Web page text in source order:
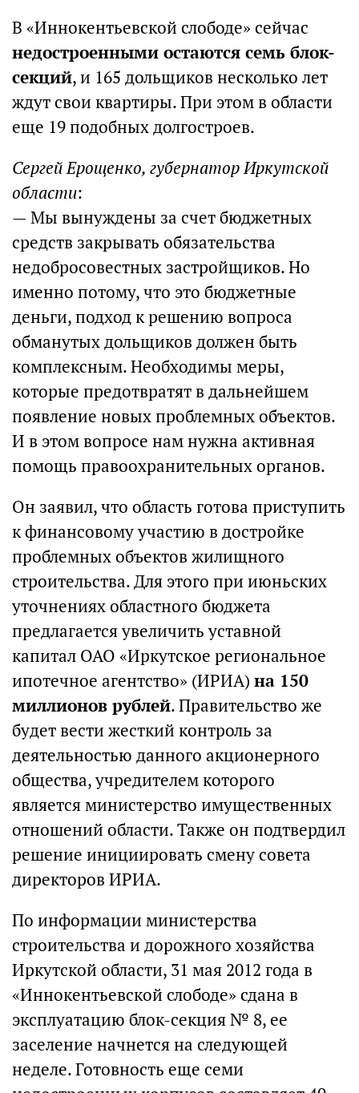
В «Иннокентьевской слободе» сейчас
недостроенными остаются семь блок-
секций, и 165 дольщиков несколько лет
ждут свои квартиры. При этом в области
еще 19 подобных долгостроев.
Сергей Ерощенко, губернатор Иркутской
области:
— Мы вынуждены за счет бюджетных
средств закрывать обязательства
недобросовестных застройщиков. Но
именно потому, что это бюджетные
деньги, подход к решению вопроса
обманутых дольщиков должен быть
комплексным. Необходимы меры,
которые предотвратят в дальнейшем
появление новых проблемных объектов.
И в этом вопросе нам нужна активная
помощь правоохранительных органов.
Он заявил, что область готова приступить
к финансовому участию в достройке
проблемных объектов жилищного
строительства. Для этого при июньских
уточнениях областного бюджета
предлагается увеличить уставной
капитал ОАО «Иркутское региональное
ипотечное агентство» (ИРИА) на 150
миллионов рублей. Правительство же
будет вести жесткий контроль за
деятельностью данного акционерного
общества, учредителем которого
является министерство имущественных
отношений области. Также он подтвердил
решение инициировать смену совета
директоров ИРИА.
По информации министерства
строительства и дорожного хозяйства
Иркутской области, 31 мая 2012 года в
«Иннокентьевской слободе» сдана в
эксплуатацию блок-секция № 8, ее
заселение начнется на следующей
неделе. Готовность еще семи